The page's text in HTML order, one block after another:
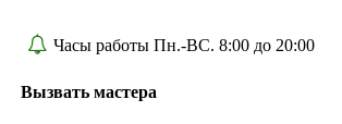
Часы работы Пн.-ВС. 8:00 до 20:00
Вызвать мастера